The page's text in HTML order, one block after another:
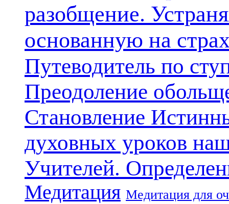
разобщение.
основанную на
Путеводитель по
Преодоление
Становление
духовных уроков
Учителей.
Медитация Медитация для